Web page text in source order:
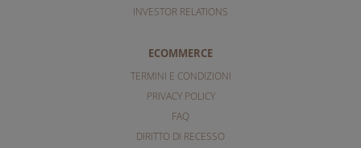
INVESTOR RELATIONS
ECOMMERCE
TERMINI E CONDIZIONI
PRIVACY POLICY
FAQ
DIRITTO DI RECESSO